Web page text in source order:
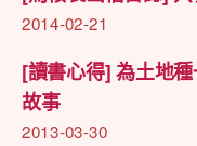
2014-02-21
[讀書心得] 為土地
故事
2013-03-30